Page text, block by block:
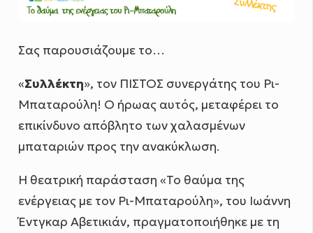
Σας παρουσιάζουμε το…
«Συλλέκτη», τον ΠΙΣΤΟΣ συνεργάτης του Ρι-
Μπαταρούλη! Ο ήρωας αυτός, μεταφέρει το
επικίνδυνο απόβλητο των χαλασμένων
μπαταριών προς την ανακύκλωση.
H θεατρική παράσταση «Το θαύμα της
ενέργειας με τον Ρι-Μπαταρούλη», του Ιωάννη
Έντγκαρ Αβετικιάν, πραγματοποιήθηκε με τη